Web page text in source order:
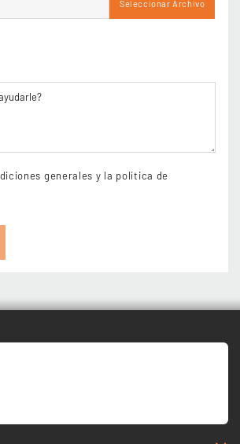
Seleccionar Archivo
generales y la política de